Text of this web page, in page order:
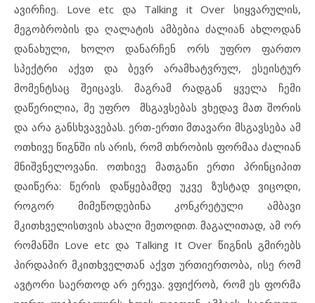
ავირჩიე. Love etc და Talking it Over სიყვარულის,
მეგობრობის და ღალატის ამბებია ძალიან ახლოდან
დანახული, ხოლო დანარჩენ ორს უფრო ფართო
სპექტრი აქვთ და ბევრ არამხატვრულ, ესეისტურ
მომენტსაც შეიცავს. მაგრამ რადგან ყველა ჩემი
დაწერილია, მე უფრო მსგავსებას ვხედავ მათ შორის
და არა განსხვავებას. ერთ-ერთი მთავარი მსგავსება ამ
ოთხივე წიგნში ის არის, რომ თხრობის ფორმაა ძალიან
მნიშვნელოვანი. ოთხივე მათგანი ერთი პრინციპით
დაიწერა: წერის დაწყებამდე უკვე ზუსტად ვიცოდი,
როგორ მიმეწოდებინა კონკრეტული ამბავი
მკითხველისთვის ახალი მეთოდით. მაგალითად, ამ ორ
რომანში Love etc და Talking It Over წიგნის გმირებს
პირდაპირ მკითხველთან აქვთ ურთიერთობა, ისე რომ
ავტორი საერთოდ არ ერევა. ვფიქრობ, რომ ეს ფორმა